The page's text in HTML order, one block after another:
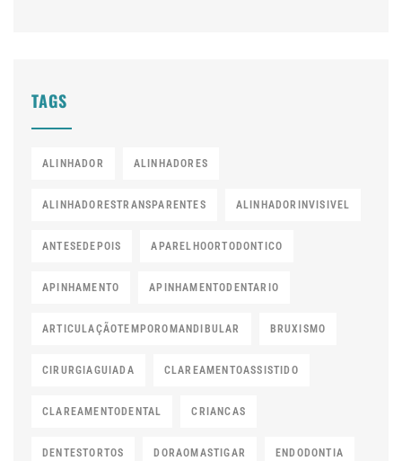
TAGS
ALINHADOR ALINHADORES
ALINHADORESTRANSPARENTES ALINHADORINVISIVEL
ANTESEDEPOIS APARELHOORTODONTICO
APINHAMENTO APINHAMENTODENTARIO
ARTICULAÇÃOTEMPOROMANDIBULAR BRUXISMO
CIRURGIAGUIADA CLAREAMENTOASSISTIDO
CLAREAMENTODENTAL CRIANCAS
DENTESTORTOS DORAOMASTIGAR ENDODONTIA